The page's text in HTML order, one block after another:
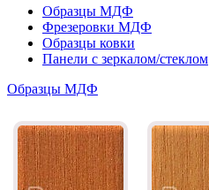
Образцы МДФ
Фрезеровки МДФ
Образцы ковки
Панели с зеркалом/стеклом
Образцы МДФ